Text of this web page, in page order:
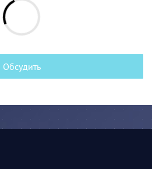
Обсудить